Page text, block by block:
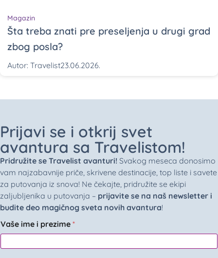
Magazin
Šta treba znati pre preseljenja u drugi grad
zbog posla?
Autor: Travelist23.06.2026.
Prijavi se i otkrij svet
avantura sa Travelistom!
Pridružite se Travelist avanturi! Svakog meseca donosimo
vam najzabavnije priče, skrivene destinacije, top liste i savete
za putovanja iz snova! Ne čekajte, pridružite se ekipi
zaljubljenika u putovanja – prijavite se na naš newsletter i
budite deo magičnog sveta novih avantura!
Vaše ime i prezime *